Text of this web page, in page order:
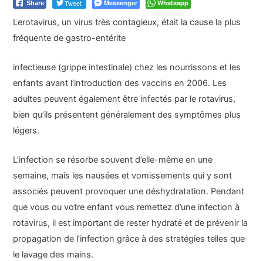
Share Tweet Messenger Whatsapp
Lerotavirus, un virus très contagieux, était la cause la plus
fréquente degastro-entérite
infectieuse (grippe intestinale) chez les nourrissons et les
enfants avant l’introduction des vaccins en 2006. Les
adultes peuvent également être infectés par le rotavirus,
bien qu’ils présentent généralement des symptômes plus
légers.
L’infection se résorbe souvent d’elle-même en une
semaine, mais les nausées et vomissements qui y sont
associés peuvent provoquer une déshydratation. Pendant
que vous ou votre enfant vous remettez d’une infection à
rotavirus, il est important de rester hydraté et de prévenir la
propagation de l’infection grâce à des stratégies telles que
le lavage des mains.